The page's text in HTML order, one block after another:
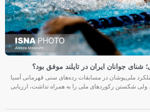
جوانان ایران در تایلند موفق بود؟
ملی‌پوشان در مسابقات رده‌های سنی قهرمانی آسیا
شد ولی شکستن رکوردهای ملی را به همراه نداشت، ارزیابی